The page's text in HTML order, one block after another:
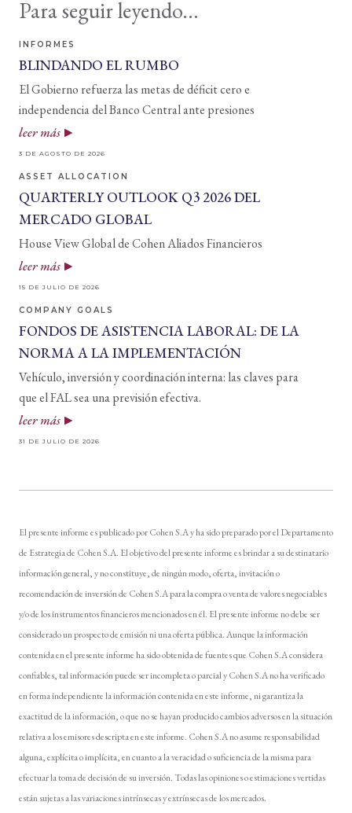
Para seguir leyendo...
INFORMES
BLINDANDO EL RUMBO
El Gobierno refuerza las metas de déficit cero e
independencia del Banco Central ante presiones
leer más
3 DE AGOSTO DE 2026
ASSET ALLOCATION
QUARTERLY OUTLOOK Q3 2026 DEL
MERCADO GLOBAL
House View Global de Cohen Aliados Financieros
leer más
15 DE JULIO DE 2026
COMPANY GOALS
FONDOS DE ASISTENCIA LABORAL: DE LA
NORMA A LA IMPLEMENTACIÓN
Vehículo, inversión y coordinación interna: las claves para
que el FAL sea una previsión efectiva.
leer más
31 DE JULIO DE 2026
El presente informe es publicado por Cohen S.A y ha sido preparado por el Departamento
de Estrategia de Cohen S.A. El objetivo del presente informe es brindar a su destinatario
información general, y no constituye, de ningún modo, oferta, invitación o
recomendación de inversión de Cohen S.A para la compra o venta de valores negociables
y/o de los instrumentos financieros mencionados en él. El presente informe no debe ser
considerado un prospecto de emisión ni una oferta pública. Aunque la información
contenida en el presente informe ha sido obtenida de fuentes que Cohen S.A considera
confiables, tal información puede ser incompleta o parcial y Cohen S.A no ha verificado
en forma independiente la información contenida en este informe, ni garantiza la
exactitud de la información, o que no se hayan producido cambios adversos en la situación
relativa a los emisores descripta en este informe. Cohen S.A no asume responsabilidad
alguna, explícita o implícita, en cuanto a la veracidad o suficiencia de la misma para
efectuar la toma de decisión de su inversión. Todas las opiniones o estimaciones vertidas
están sujetas a las variaciones intrínsecas y extrínsecas de los mercados.